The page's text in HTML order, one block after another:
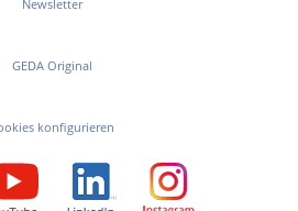
Newsletter
GEDA Original
konfigurieren